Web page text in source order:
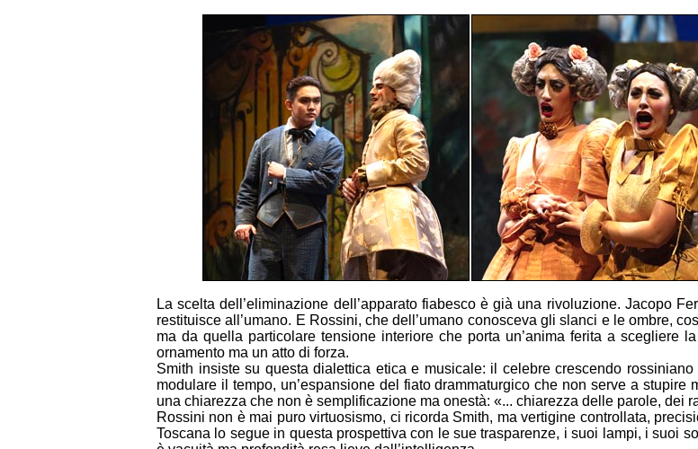
La scelta dell’eliminazione dell’apparato fiabesco è già una rivoluzione. Jacopo
restituisce all’umano. E Rossini, che dell’umano conosceva gli slanci e le ombre,
ma da quella particolare tensione interiore che porta un’anima ferita a scegliere
ornamento ma un atto di forza.
Smith insiste su questa dialettica etica e musicale: il celebre crescendo
modulare il tempo, un’espansione del fiato drammaturgico che non serve a
una chiarezza che non è semplificazione ma onestà: «... chiarezza delle parole, dei
Rossini non è mai puro virtuosismo, ci ricorda Smith, ma vertigine controllata,
Toscana lo segue in questa prospettiva con le sue trasparenze, i suoi lampi, i suoi